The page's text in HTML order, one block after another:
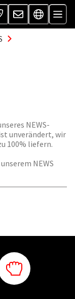
NEWS-
unverändert, wir
100% liefern.
NEWS